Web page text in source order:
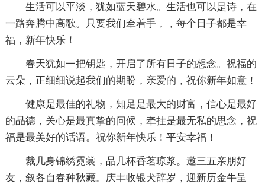
生活可以平淡，犹如蓝天碧水。生活也可以是诗，在
一路奔腾中高歌。只要我们牵着手，，每个日子都是幸
福，新年快乐！
春天犹如一把钥匙，开启了所有日子的想念。祝福的
云朵，正细细说起我们的期盼，亲爱的，祝你新年如意！
健康是最佳的礼物，知足是最大的财富，信心是最好
的品德，关心是最真挚的问候，牵挂是最无私的思念，祝
福是最美好的话语。祝你新年快乐！平安幸福！
裁几身锦绣霓裳，品几杯香茗琼浆。邀三五亲朋好
友，叙各自春种秋藏。庆丰收银犬辞岁，迎新历金牛呈